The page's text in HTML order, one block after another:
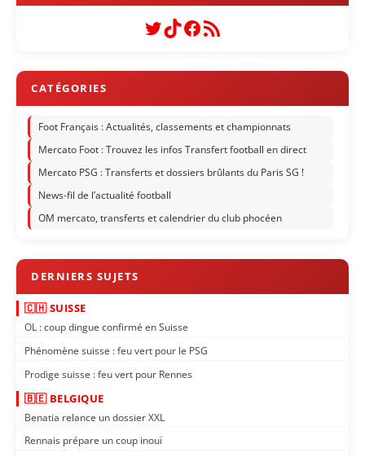
Twitter
TikTok
Facebook
Flux RSS
Foot Français : Actualités, classements et championnats
Mercato Foot : Trouvez les infos Transfert football en direct
Mercato PSG : Transferts et dossiers brûlants du Paris SG !
News-fil de l’actualité football
OM mercato, transferts et calendrier du club phocéen
🇨🇭 SUISSE
OL : coup dingue confirmé en Suisse
Phénomène suisse : feu vert pour le PSG
Prodige suisse : feu vert pour Rennes
🇧🇪 BELGIQUE
Benatia relance un dossier XXL
Rennais prépare un coup inouï